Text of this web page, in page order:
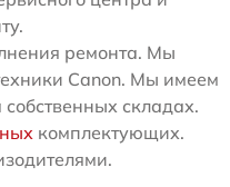
ремонта. Мы
Canon. Мы имеем
собственных складах.
комплектующих.